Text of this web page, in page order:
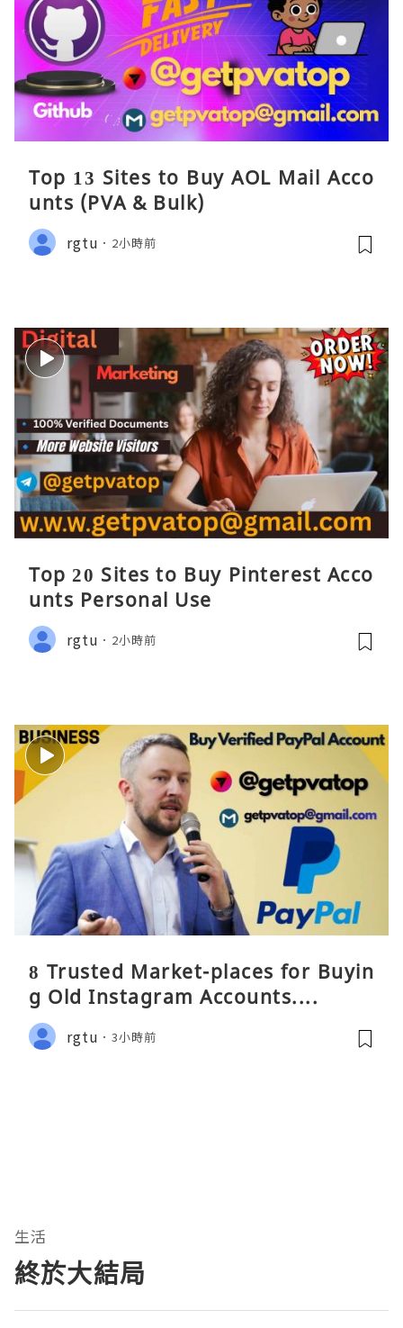
Top 13 Sites to Buy AOL Mail Acco
unts (PVA & Bulk)
rgtu 2小時前
Top 20 Sites to Buy Pinterest Acco
unts Personal Use
rgtu 2小時前
8 Trusted Market-places for Buyin
g Old Instagram Accounts....
rgtu 3小時前
生活
終於大結局